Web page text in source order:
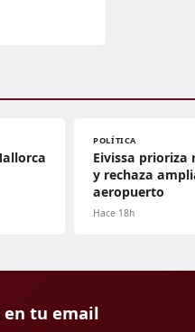
POLÍTICA
Eivissa prioriza
y rechaza
aeropuerto
Hace 18h
en tu email